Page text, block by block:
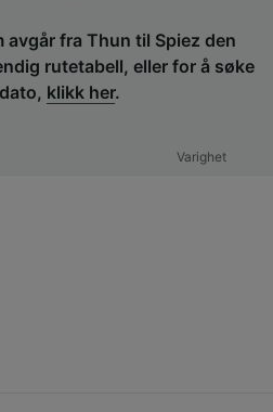
avgår fra Thun til Spiez den
rutetabell, eller for å søke
klikk her.
Varighet